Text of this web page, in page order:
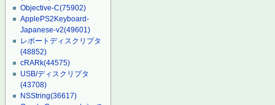
Objective-C(75902)
ApplePS2Keyboard-
Japanese-v2(49601)
レポートディスクリプタ
(48852)
cRARk(44575)
USB/ディスクリプタ
(43708)
NSString(36617)